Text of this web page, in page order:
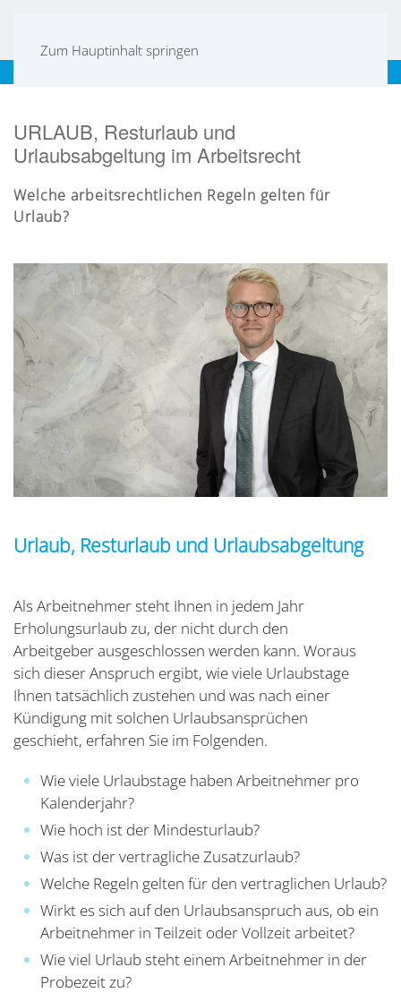
Zum Hauptinhalt springen
URLAUB, Resturlaub und
Urlaubsabgeltung im Arbeitsrecht
Welche arbeitsrechtlichen Regeln gelten für
Urlaub?
Urlaub, Resturlaub und Urlaubsabgeltung
Als Arbeitnehmer steht Ihnen in jedem Jahr
Erholungsurlaub zu, der nicht durch den
Arbeitgeber ausgeschlossen werden kann. Woraus
sich dieser Anspruch ergibt, wie viele Urlaubstage
Ihnen tatsächlich zustehen und was nach einer
Kündigung mit solchen Urlaubsansprüchen
geschieht, erfahren Sie im Folgenden.
Wie viele Urlaubstage haben Arbeitnehmer pro
Kalenderjahr?
Wie hoch ist der Mindesturlaub?
Was ist der vertragliche Zusatzurlaub?
Welche Regeln gelten für den vertraglichen Urlaub?
Wirkt es sich auf den Urlaubsanspruch aus, ob ein
Arbeitnehmer in Teilzeit oder Vollzeit arbeitet?
Wie viel Urlaub steht einem Arbeitnehmer in der
Probezeit zu?